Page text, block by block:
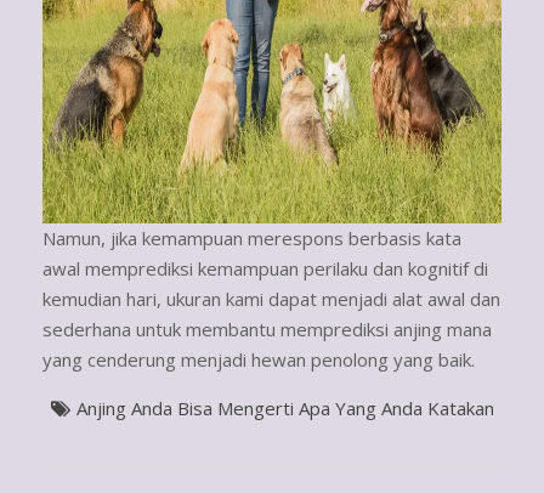
Namun, jika kemampuan merespons berbasis kata
awal memprediksi kemampuan perilaku dan kognitif di
kemudian hari, ukuran kami dapat menjadi alat awal dan
sederhana untuk membantu memprediksi anjing mana
yang cenderung menjadi hewan penolong yang baik.
Anjing Anda Bisa Mengerti Apa Yang Anda Katakan